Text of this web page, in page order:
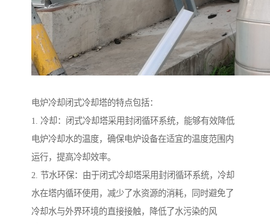
电炉冷却闭式冷却塔的特点包括：
1. 冷却：闭式冷却塔采用封闭循环系统，能够有效降低
电炉冷却水的温度，确保电炉设备在适宜的温度范围内
运行，提高冷却效率。
2. 节水环保：由于闭式冷却塔采用封闭循环系统，冷却
水在塔内循环使用，减少了水资源的消耗，同时避免了
冷却水与外界环境的直接接触，降低了水污染的风